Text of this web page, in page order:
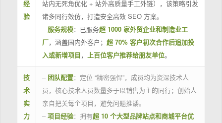
经
验
站内无死角优化 + 站外高质量手工外链），该策略引发
诸多同行效仿，打造安全高效 SEO 方案。
– 服务规模：已服务超 1000 家外贸企业和制造业工
厂，涵盖国内外客户； 超 70% 客户初次合作后追加投
入或新增项目， 上百位客户推荐给朋友单位。
技
术
实
力
– 团队配置：定位 “精密强悍”，成员均为资深技术人
员，核心技术人员数量多于以销售为主的同行；创始人
亲自把关每个项目，避免问题推诿。
– 项目经验：拥有超 10 个大型品牌站点和商城平台优